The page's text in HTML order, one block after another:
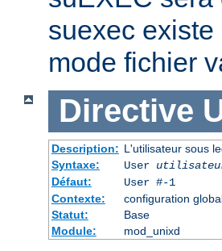
suexec
mode fichier
Directive
Description: L'utilisateur sous
Syntaxe:
User
Défaut:
User #-1
Contexte:
configuration
Statut:
Base
Module:
mod_unixd